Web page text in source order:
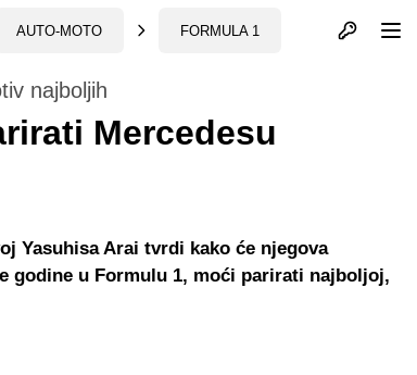
AUTO-MOTO FORMULA 1 Otvori profil
najboljih
Mercedesu
Yasuhisa Arai tvrdi kako će njegova
godine u Formulu 1, moći parirati najboljoj,